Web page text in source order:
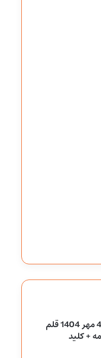
دانلود آزمون 4 مهر 1404 قلم
+ کلید